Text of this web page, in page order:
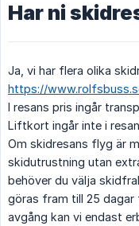
Har ni
Ja, vi har flera olika
https://
I resans pris ingår
Liftkort ingår inte i
Om skidresans flyg är
skidutrustning utan
behöver du välja
göras fram till 25 dagar
avgång kan vi endast